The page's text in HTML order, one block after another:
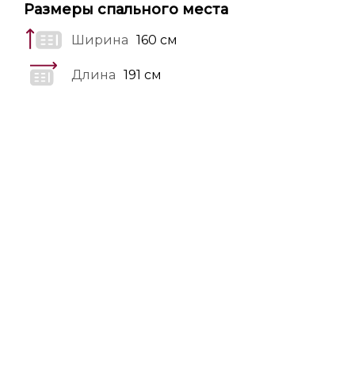
Размеры спального места
Ширина 160 см
Длина 191 см